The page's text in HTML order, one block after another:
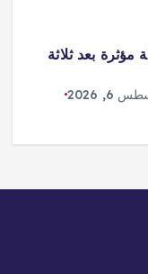
المصري»…
بانتقال